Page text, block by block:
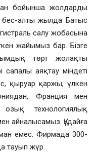
бойынша жолдарды
бес-алты жылда Батыс
салу жобасына
жайымыз бар. Бізге
төрт жолақты
аяқтау міндеті
қыруар қаржы, үлкен
Франция мен
озық технологиялық
айналысамыз. Құдайға
емес. Фирмада 300-
тауып жүр.